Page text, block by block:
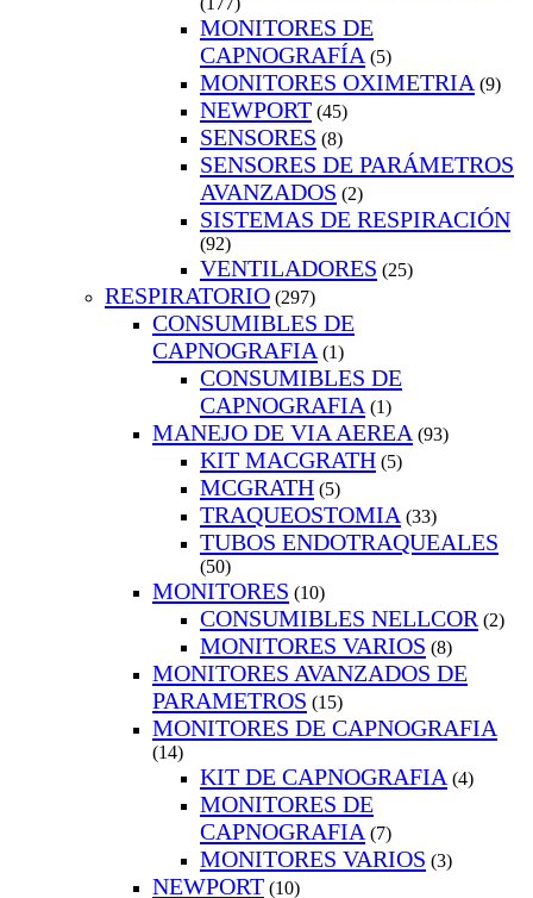
MONITORES DE
CAPNOGRAFÍA (5)
MONITORES OXIMETRIA (9)
NEWPORT (45)
SENSORES (8)
SENSORES DE PARÁMETROS
AVANZADOS (2)
SISTEMAS DE RESPIRACIÓN
(92)
VENTILADORES (25)
RESPIRATORIO (297)
CONSUMIBLES DE
CAPNOGRAFIA (1)
CONSUMIBLES DE
CAPNOGRAFIA (1)
MANEJO DE VIA AEREA (93)
KIT MACGRATH (5)
MCGRATH (5)
TRAQUEOSTOMIA (33)
TUBOS ENDOTRAQUEALES
(50)
MONITORES (10)
CONSUMIBLES NELLCOR (2)
MONITORES VARIOS (8)
MONITORES AVANZADOS DE
PARAMETROS (15)
MONITORES DE CAPNOGRAFIA
(14)
KIT DE CAPNOGRAFIA (4)
MONITORES DE
CAPNOGRAFIA (7)
MONITORES VARIOS (3)
NEWPORT (10)